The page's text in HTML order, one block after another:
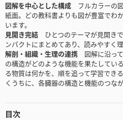
図解を中心とした構成 フルカラーの
紙面。どの教科書よりも図が豊富でわ
います。
見開き完結 ひとつのテーマが見開き
ンパクトにまとめてあり、読みやすく
解剖・組織・生理の連携 図解に沿っ
の構造がどのような機能を果たしてい
る物質は何かを、順を追って学習でき
くうちに、各臓器の構造と機能のつな
目次